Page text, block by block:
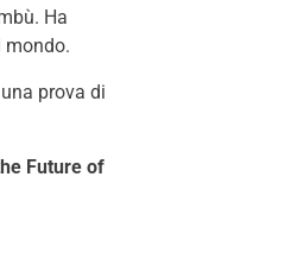
Ha
mondo.
prova di
Future of